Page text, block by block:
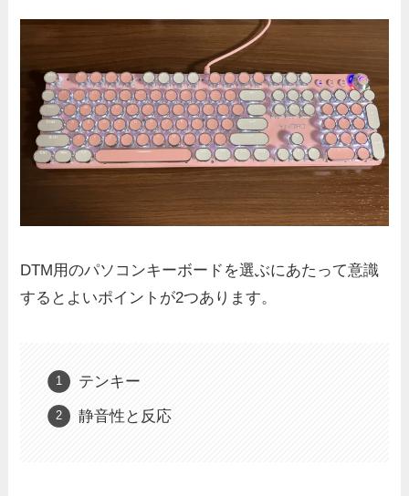
DTM用のパソコンキーボードを選ぶにあたって意識
するとよいポイントが2つあります。
テンキー
静音性と反応